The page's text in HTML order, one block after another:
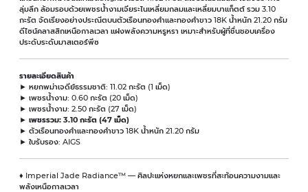
ลุ่มลึก ล้อมรอบด้วยเพชรน้ำงามเจียระไนเหลี่ยมกลมและเหลี่ยมบาแก็ตต์ รวม 3.10
กะรัต จัดเรียงอย่างประณีตบนตัวเรือนทองคำและทองคำขาว 18K น้ำหนัก 21.20 กรัม
ดีไซน์คลาสสิกเหนือกาลเวลา แฝงพลังความหรูหรา เหมาะสำหรับผู้ที่ชื่นชอบเครื่อง
ประดับระดับมาสเตอร์พีซ
รายละเอียดสินค้า
► หยกพม่าเจดีย์ธรรมชาติ: 11.02 กะรัต (1 เม็ด)
► เพชรน้ำงาม: 0.60 กะรัต (20 เม็ด)
► เพชรน้ำงาม: 2.50 กะรัต (27 เม็ด)
► เพชรรวม: 3.10 กะรัต (47 เม็ด)
► ตัวเรือนทองคำและทองคำขาว 18K น้ำหนัก 21.20 กรัม
► ใบรับรอง: AIGS
♦ Imperial Jade Radiance™ — ศิลปะแห่งหยกและเพชรที่สะท้อนความงามและ
พลังเหนือกาลเวลา